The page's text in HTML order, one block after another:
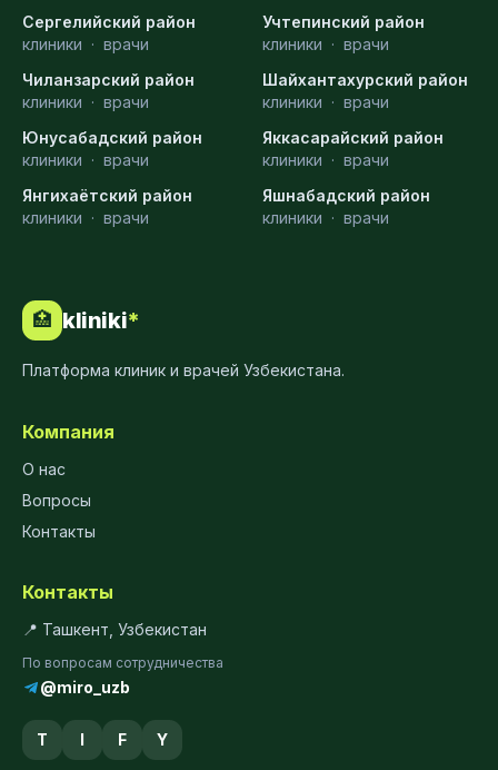
Сергелийский район
клиники · врачи
Учтепинский район
клиники · врачи
Чиланзарский район
клиники · врачи
Шайхантахурский район
клиники · врачи
Юнусабадский район
клиники · врачи
Яккасарайский район
клиники · врачи
Янгихаётский район
клиники · врачи
Яшнабадский район
клиники · врачи
🏥 kliniki*
Платформа клиник и врачей Узбекистана.
Компания
О нас
Вопросы
Контакты
Контакты
📍 Ташкент, Узбекистан
По вопросам сотрудничества
@miro_uzb
T I F Y